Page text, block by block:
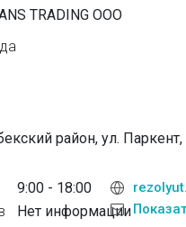
TRADING ООО
район, ул. Паркент,
9:00 - 18:00
Нет информации